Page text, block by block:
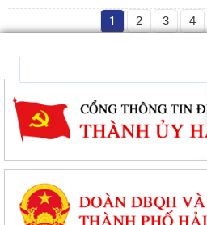
1 2 3 4